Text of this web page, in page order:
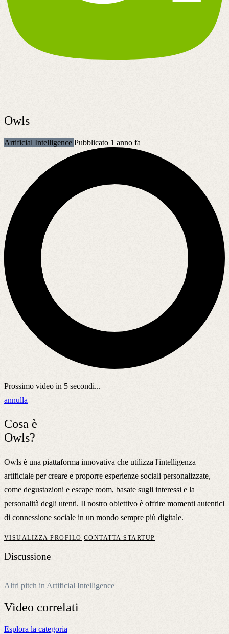
Owls
Artificial Intelligence Pubblicato 1 anno fa
Prossimo video in 5 secondi...
annulla
Cosa è
Owls?
Owls è una piattaforma innovativa che utilizza l'intelligenza
artificiale per creare e proporre esperienze sociali personalizzate,
come degustazioni e escape room, basate sugli interessi e la
personalità degli utenti. Il nostro obiettivo è offrire momenti autentici
di connessione sociale in un mondo sempre più digitale.
VISUALIZZA PROFILO CONTATTA STARTUP
Discussione
Altri pitch in Artificial Intelligence
Video correlati
Esplora la categoria